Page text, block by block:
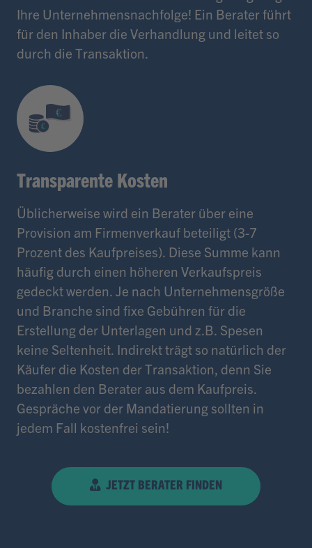
Ihre Unternehmensnachfolge! Ein Berater führt
für den Inhaber die Verhandlung und leitet so
durch die Transaktion.
Transparente Kosten
Üblicherweise wird ein Berater über eine
Provision am Firmenverkauf beteiligt (3-7
Prozent des Kaufpreises). Diese Summe kann
häufig durch einen höheren Verkaufspreis
gedeckt werden. Je nach Unternehmensgröße
und Branche sind fixe Gebühren für die
Erstellung der Unterlagen und z.B. Spesen
keine Seltenheit. Indirekt trägt so natürlich der
Käufer die Kosten der Transaktion, denn Sie
bezahlen den Berater aus dem Kaufpreis.
Gespräche vor der Mandatierung sollten in
jedem Fall kostenfrei sein!
JETZT BERATER FINDEN